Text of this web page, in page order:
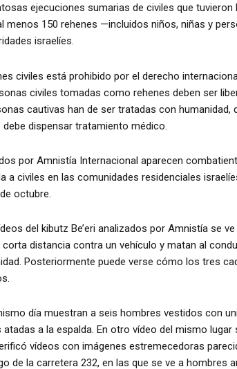
ejecuciones sumarias de civiles que
menos 150 rehenes —incluidos niños, niñas y
israelíes.
civiles está prohibido por el derecho
civiles tomadas como rehenes deben ser
cautivas han de ser tratadas con humanidad,
dispensar tratamiento médico.
por Amnistía Internacional aparecen
a civiles en las comunidades residenciales
octubre.
del kibutz Be’eri analizados por Amnistía se
distancia contra un vehículo y matan al
Posteriormente puede verse cómo los tres
día muestran a seis hombres vestidos con
a la espalda. En otro vídeo del mismo
vídeos con imágenes estremecedoras
de la carretera 232, en las que se ve a